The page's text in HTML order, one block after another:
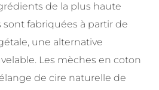
de la plus haute
fabriquées à partir de
une alternative
Les mèches en coton
de cire naturelle de